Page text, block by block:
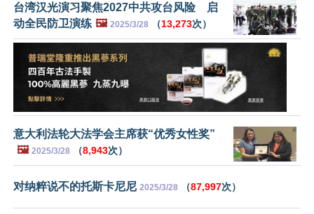
台湾汉光演习聚焦2027中共攻台风险 启
动全民防卫演练 🖼️ 2025/3/28 （13,273次）
意大利法轮大法学会主席获“优秀女性奖”
🖼️ 2025/3/28 （8,943次）
对纳粹说不的托斯卡尼尼 2025/3/28 （87,997次）